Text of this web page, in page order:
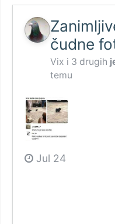
čudne
Vix i 3 drugih
temu
Jul 24